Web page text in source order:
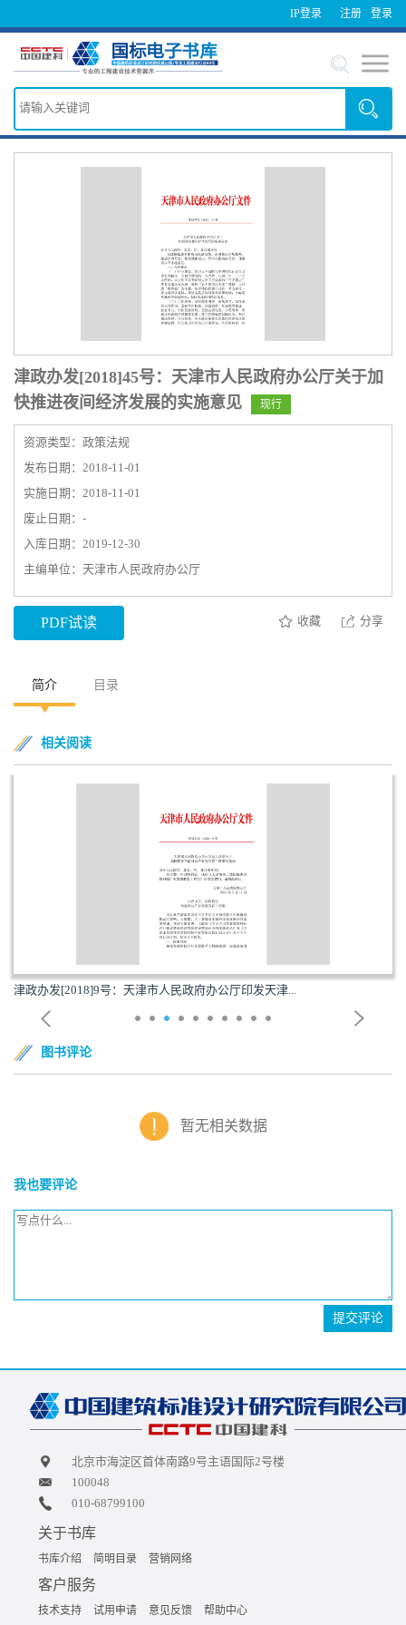
IP登录 登录
注册
津政办发[2018]45号：天津市人民政府办公厅关于加
快推进夜间经济发展的实施意见
现行
资源类型：政策法规
发布日期：2018-11-01
实施日期：2018-11-01
废止日期：-
入库日期：2019-12-30
主编单位：天津市人民政府办公厅
PDF试读 收藏 分享
简介 目录
相关阅读
津政办发[2018]9号：天津市人民政府办公厅印发天津...
图书评论
暂无相关数据
我也要评论
提交评论
北京市海淀区首体南路9号主语国际2号楼
100048
010-68799100
关于书库
书库介绍 简明目录 营销网络
客户服务
技术支持 试用申请 意见反馈 帮助中心